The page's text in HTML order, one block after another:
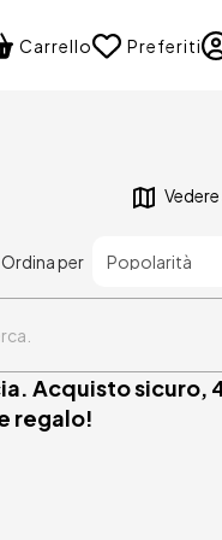
Carrello Preferiti
Ordina per
Acquisto sicuro,
regalo!